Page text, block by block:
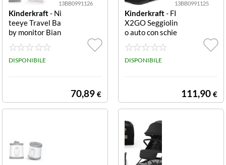
13BB0991126
Kinderkraft- Ni
teeye Travel Ba
by monitor Bian
co Baby controll
o Kinderkraft K
ENITR00WHT0
DISPONIBILE
70,89 €
13BB0991125
Kinderkraft- FI
X2GO Seggiolin
o auto con schie
nale pieghevole
nero Seggiolino
auto Kinderkraf
DISPONIBILE
111,90 €